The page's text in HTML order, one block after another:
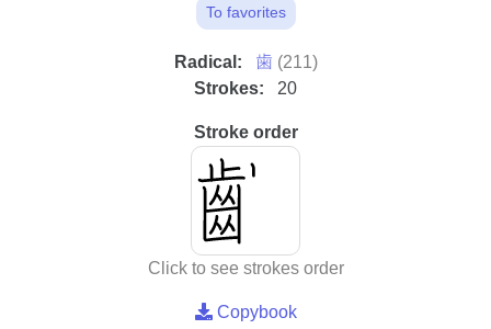
To favorites
Radical: ⻭ (211)
Strokes:
20
Stroke order
Click to see strokes order
Copybook